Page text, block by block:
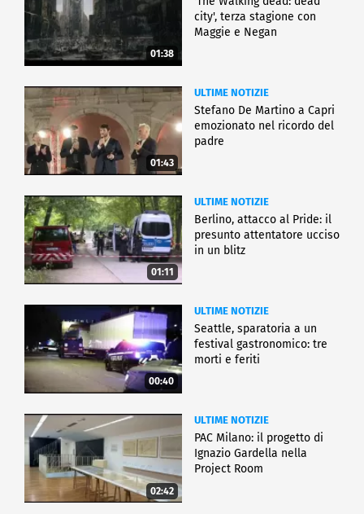
01:38
city', terza stagione con
Maggie e Negan
01:43
ULTIME NOTIZIE
Stefano De Martino a Capri
emozionato nel ricordo del
padre
01:11
ULTIME NOTIZIE
Berlino, attacco al Pride: il
presunto attentatore ucciso
in un blitz
00:40
ULTIME NOTIZIE
Seattle, sparatoria a un
festival gastronomico: tre
morti e feriti
02:42
ULTIME NOTIZIE
PAC Milano: il progetto di
Ignazio Gardella nella
Project Room